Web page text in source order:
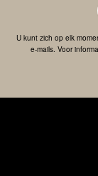
U kunt zich op elk
e-mails. Voor